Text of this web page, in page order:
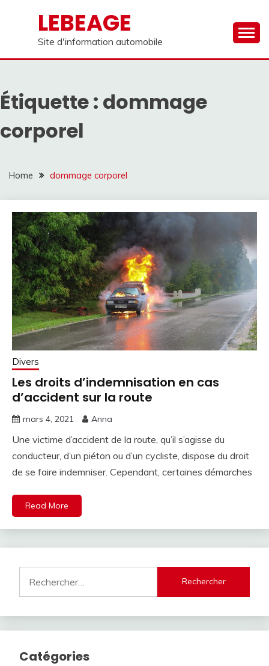
LEBEAGE
Site d'information automobile
Étiquette : dommage
corporel
Home dommage corporel
Divers
Les droits d’indemnisation en cas
d’accident sur la route
mars 4, 2021 Anna
Une victime d’accident de la route, qu’il s’agisse du
conducteur, d’un piéton ou d’un cycliste, dispose du droit
de se faire indemniser. Cependant, certaines démarches
Read More
Catégories